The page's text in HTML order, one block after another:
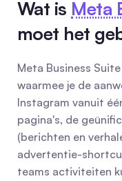
Wat is Meta
moet het
Meta Business
waarmee je de
Instagram vanuit
pagina's, de
(berichten en
advertentie-
teams activiteiten